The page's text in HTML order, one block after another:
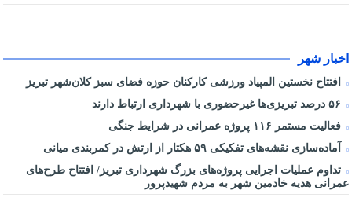
اخبار شهر
افتتاح نخستین المپیاد ورزشی کارکنان حوزه فضای سبز کلان‌شهر تبریز
فعالیت مستمر ۱۱۶ پروژه عمرانی در شرایط جنگی
آماده‌سازی نقشه‌های تفکیکی ۵۹ هکتار از ارتش در کمربندی میانی
تداوم عملیات اجرایی پروژه‌های بزرگ شهرداری تبریز/ افتتاح طرح‌های
عمرانی هدیه خادمین شهر به مردم شهیدپرور